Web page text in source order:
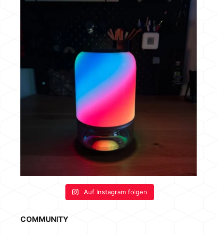
Auf Instagram folgen
COMMUNITY